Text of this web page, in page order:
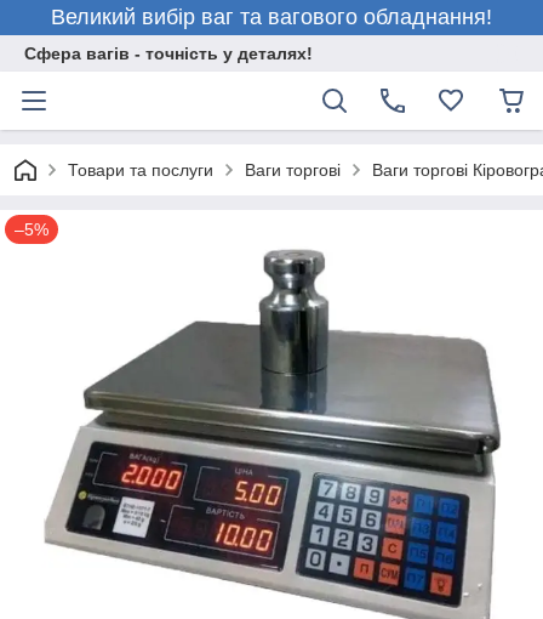
Великий вибір ваг та вагового обладнання!
Сфера вагів - точність у деталях!
Товари та послуги Ваги торгові Ваги торгові
–5%